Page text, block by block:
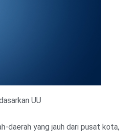
UU
daerah yang jauh dari pusat kota,